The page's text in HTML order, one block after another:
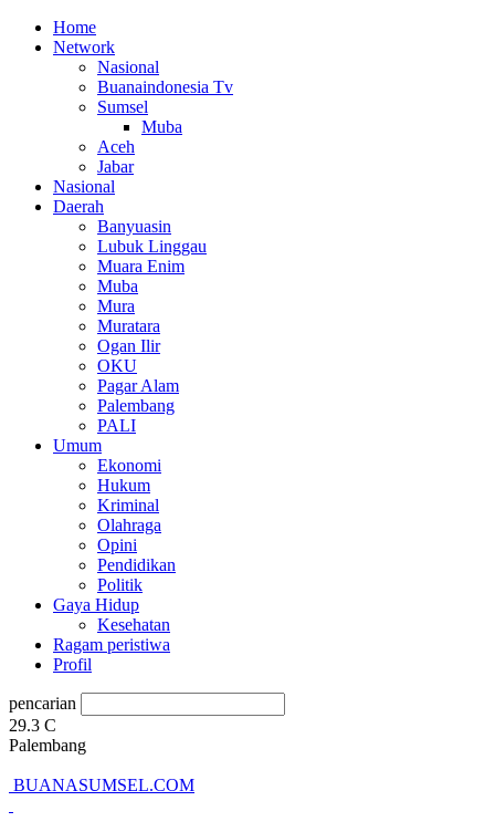
Home
Network
Nasional
Buanaindonesia Tv
Sumsel
Muba
Aceh
Jabar
Nasional
Daerah
Banyuasin
Lubuk Linggau
Muara Enim
Muba
Mura
Muratara
Ogan Ilir
OKU
Pagar Alam
Palembang
PALI
Umum
Ekonomi
Hukum
Kriminal
Olahraga
Opini
Pendidikan
Politik
Gaya Hidup
Kesehatan
Ragam peristiwa
Profil
pencarian
29.3 C
Palembang
BUANASUMSEL.COM